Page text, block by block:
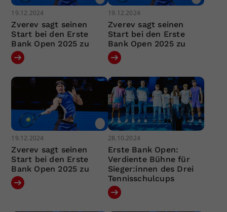
19.12.2024
Zverev sagt seinen
Start bei den Erste
Bank Open 2025 zu
19.12.2024
Zverev sagt seinen
Start bei den Erste
Bank Open 2025 zu
19.12.2024
Zverev sagt seinen
Start bei den Erste
Bank Open 2025 zu
28.10.2024
Erste Bank Open:
Verdiente Bühne für
Sieger:innen des Drei
Tennisschulcups